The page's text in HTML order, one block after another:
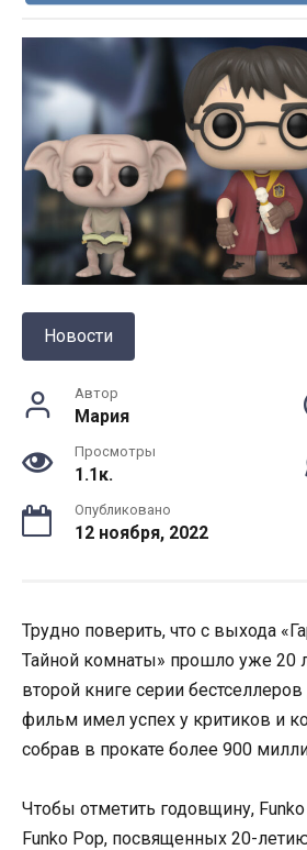
Новости
Автор
Мария
Просмотры
1.1к.
Опубликовано
12 ноября, 2022
Трудно поверить, что с выхода
Тайной комнаты» прошло уже 20
второй книге серии
фильм имел успех у критиков и
собрав в прокате более 900
Чтобы отметить годовщину,
Funko Pop, посвященных 20-